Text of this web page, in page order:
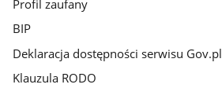
Profil zaufany
BIP
Deklaracja dostępności serwisu Gov.pl
Klauzula RODO